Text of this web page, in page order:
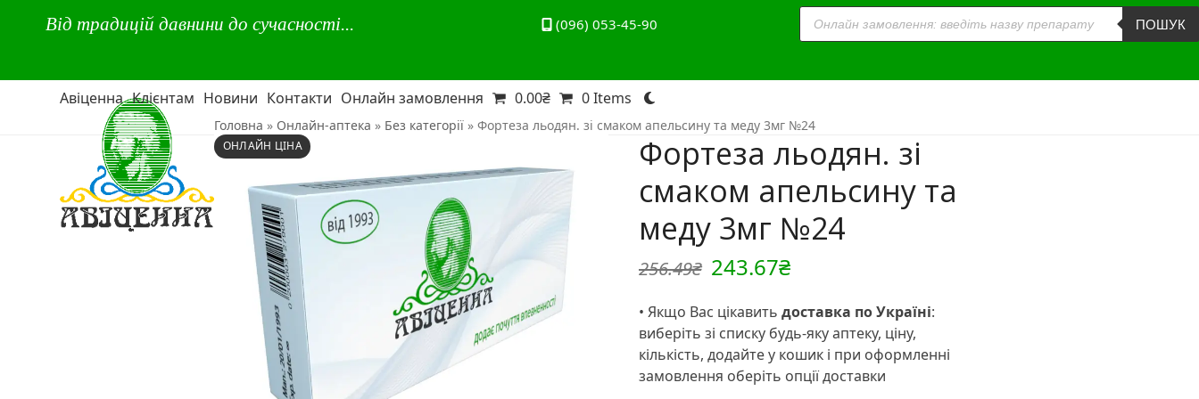
Від традицій давнини до сучасності... (096) 053-45-90
Пошук
товарів ПОШУК
Авіценна Клієнтам Новини Контакти Онлайн замовлення 0.00₴ 0 Items
Головна » Онлайн-аптека » Без категорії »Фортеза льодян. зі смаком апельсину та меду 3мг №24
ОНЛАЙН ЦІНА
Фортеза льодян. зі
смаком апельсину та
меду 3мг №24
256.49₴ Оригінальна
256.49₴.
243.67₴Поточна
243.67₴.
• Якщо Вас цікавить доставка по Україні:
виберіть зі списку будь-яку аптеку, ціну,
кількість, додайте у кошик і при оформленні
замовлення оберіть опції доставки